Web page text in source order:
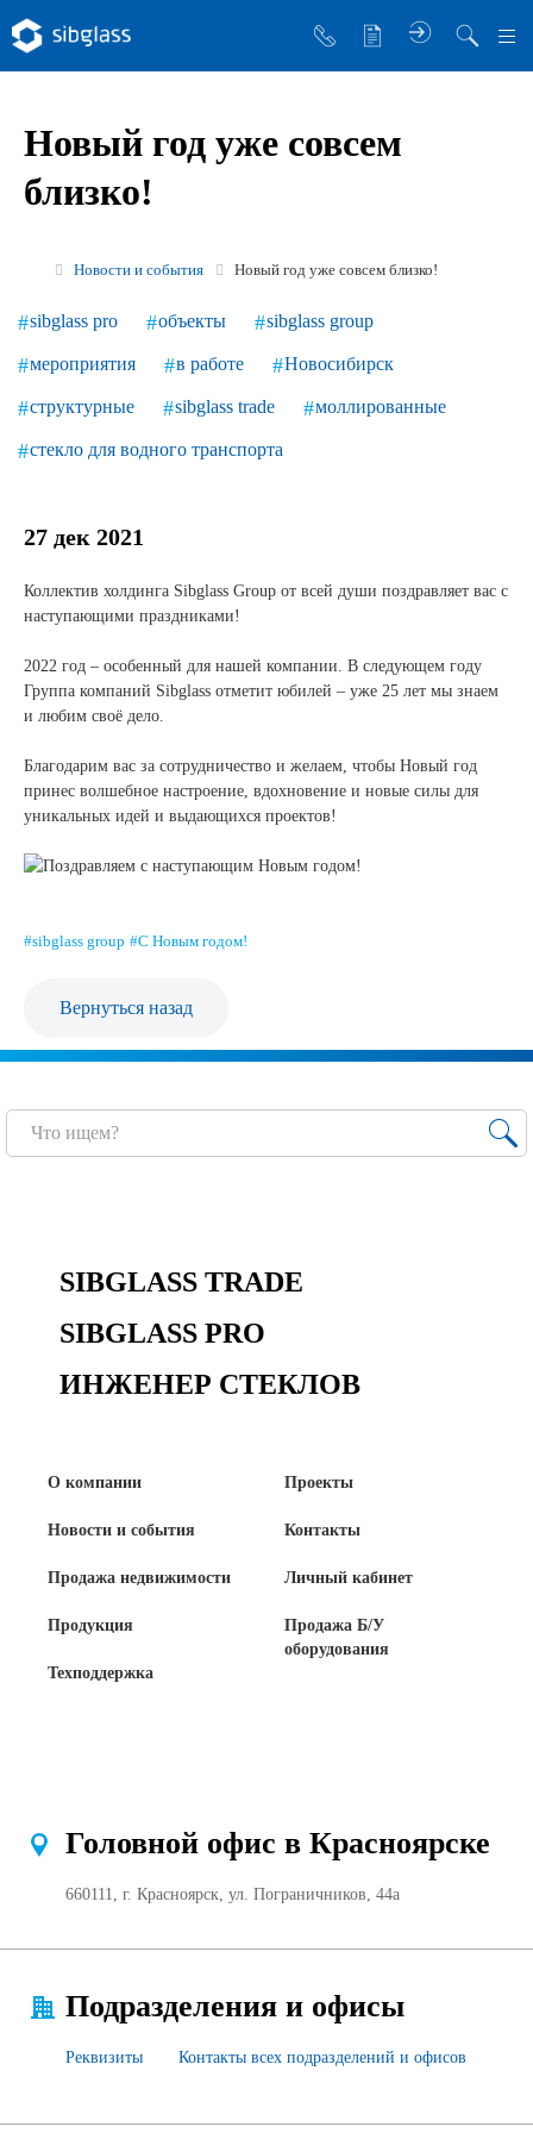
Управляющая компания
Sibglass Trade
Новости и события
Продажа недвижимости
Продукция
Стекло для строительства и интерьера
Стекло для машиностроения
Стекло для мебели, оборудования и бытовой техники
заказчиков
Техподдержка
Сертификаты на продукцию Sibglass Pro
Сертификаты на продукцию Sibglass Trade
Контакты
+7 (391) 278-77-77
Личный кабинет
Продажа Б/У оборудования
Новый год уже совсем
близко!
Новости и события Новый год уже совсем близко!
27 дек 2021
Коллектив холдинга Sibglass Group от всей души поздравляет вас с
наступающими праздниками!
2022 год – особенный для нашей компании. В следующем году
Группа компаний Sibglass отметит юбилей – уже 25 лет мы знаем
и любим своё дело.
Благодарим вас за сотрудничество и желаем, чтобы Новый год
принес волшебное настроение, вдохновение и новые силы для
уникальных идей и выдающихся проектов!
#sibglass group #С Новым годом!
Вернуться назад
sibglass pro объекты sibglass group
мероприятия в работе Новосибирск
структурные sibglass trade моллированные
стекло для водного транспорта
SIBGLASS TRADE
SIBGLASS PRO
ИНЖЕНЕР СТЕКЛОВ
О компании
Новости и события
Продажа недвижимости
Продукция
Техподдержка
Проекты
Контакты
Личный кабинет
Продажа Б/У
оборудования
Головной офис в Красноярске
660111, г. Красноярск, ул. Пограничников, 44а
Подразделения и офисы
Реквизиты Контакты всех подразделений и офисов